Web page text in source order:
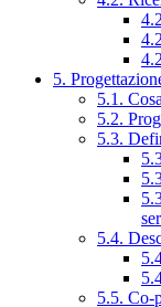
5.
5.1.
5.2.
5.3.
5.4.
5.5. Co-